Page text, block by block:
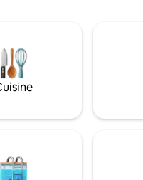
une connexion Wi-Fi,
intelligente, une cuisine
une cafetière, un lave-
lave-linge/sèche-linge et un
navigation de plaisance.